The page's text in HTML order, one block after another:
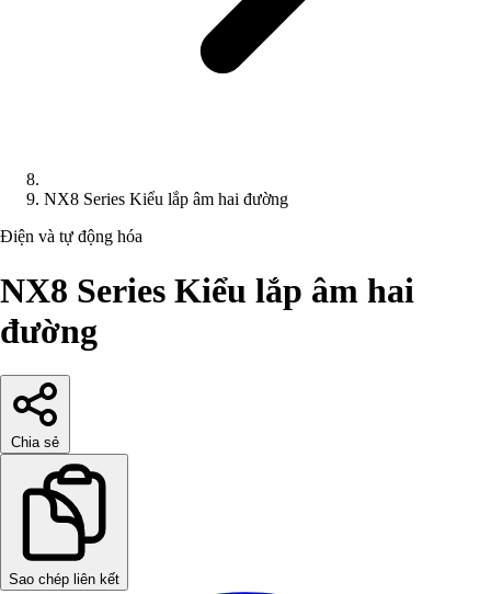
NX8 Series Kiểu lắp âm hai đường
Điện và tự động hóa
NX8 Series Kiểu lắp âm hai
đường
Chia sẻ
Sao chép liên kết